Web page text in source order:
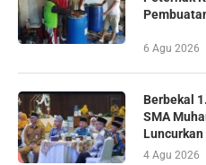
6 Agu 2026
Berbekal
SMA
4 Agu 2026